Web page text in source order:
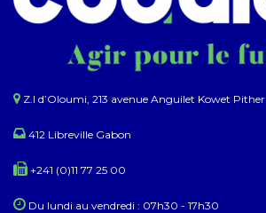
Z.I d’Oloumi, 213 avenue Anguilet Kowet Pither​
412 Libreville Gabon
+241 (0)11 77 25 00
Du lundi au ​​vendredi : 07h30 - 17h30